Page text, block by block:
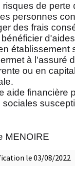
de perte
personnes
des frais
bénéficier
établissement
à l'assuré
ou en
aide financière
MENOIRE
le 03/08/2022